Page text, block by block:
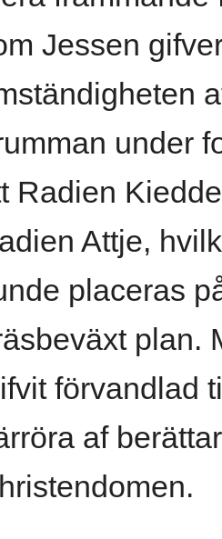
Jessen
under
Radien
Attje,
placeras
plan.
förvandlad
af